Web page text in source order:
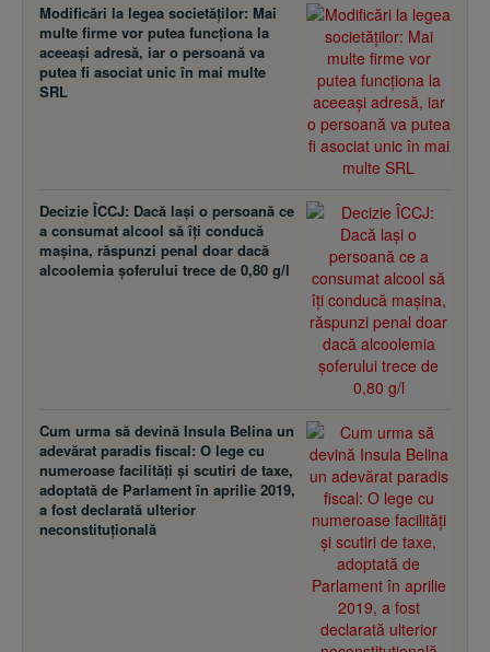
Modificări la legea societăţilor: Mai
multe firme vor putea funcţiona la
aceeaşi adresă, iar o persoană va
putea fi asociat unic în mai multe
SRL
Decizie ÎCCJ: Dacă laşi o persoană ce
a consumat alcool să îţi conducă
maşina, răspunzi penal doar dacă
alcoolemia şoferului trece de 0,80 g/l
Cum urma să devină Insula Belina un
adevărat paradis fiscal: O lege cu
numeroase facilităţi şi scutiri de taxe,
adoptată de Parlament în aprilie 2019,
a fost declarată ulterior
neconstituţională